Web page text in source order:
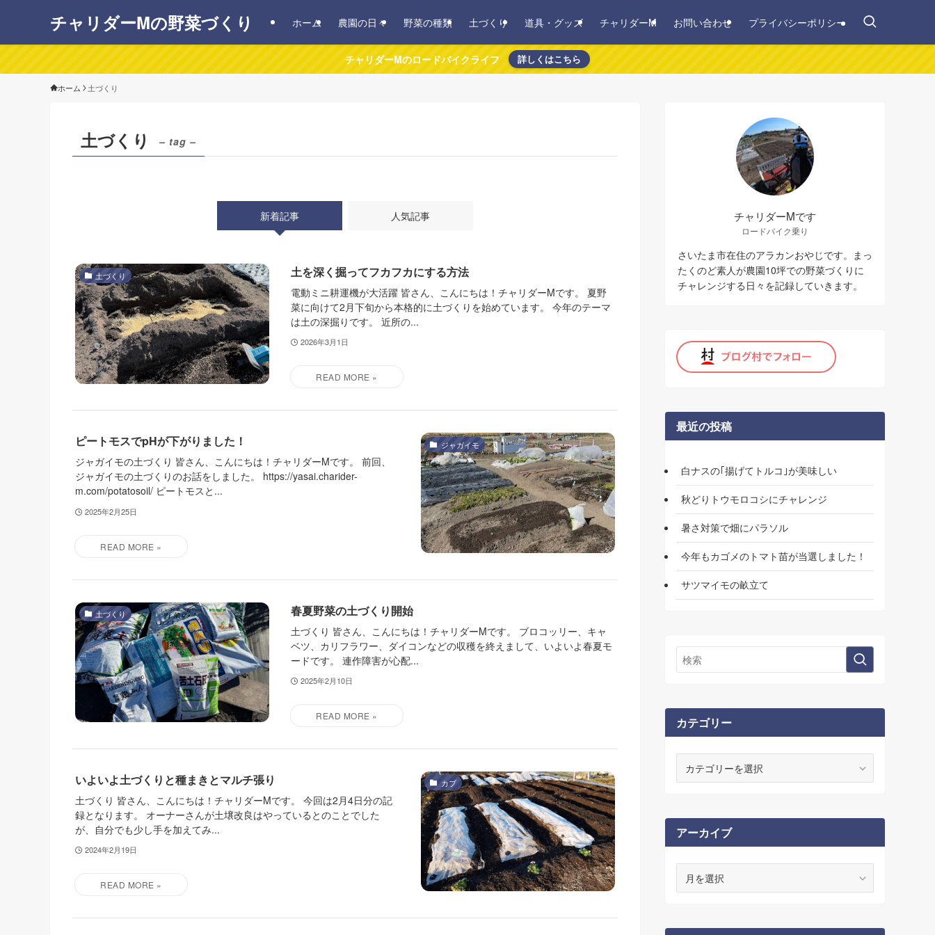
チャリダーMの野菜づくり ホーム 農園の日々 野菜の種類 土づくり 道具・グッズ チャリダーM お問い合わせ プライバシーポリシー
チャリダーMのロードバイクライフ 詳しくはこちら
ホーム 土づくり
土づくり – tag –
新着記事 人気記事
土づくり 土を深く掘ってフカフカにする方法
電動ミニ耕運機が大活躍 皆さん、こんにちは！チャリダーMです。 夏野
菜に向けて2月下旬から本格的に土づくりを始めています。 今年のテーマ
は土の深掘りです。 近所の...
2026年3月1日
ジャガイモ
ピートモスでpHが下がりました！
ジャガイモの土づくり 皆さん、こんにちは！チャリダーMです。 前回、
ジャガイモの土づくりのお話をしました。 https://yasai.charider-
m.com/potatosoil/ ピートモスと...
2025年2月25日
土づくり 春夏野菜の土づくり開始
土づくり 皆さん、こんにちは！チャリダーMです。 ブロコッリー、キャ
ベツ、カリフラワー、ダイコンなどの収穫を終えまして、いよいよ春夏モ
ードです。 連作障害が心配...
2025年2月10日
カブ
いよいよ土づくりと種まきとマルチ張り
土づくり 皆さん、こんにちは！チャリダーMです。 今回は2月4日分の記
録となります。 オーナーさんが土壌改良はやっているとのことでした
が、自分でも少し手を加えてみ...
2024年2月19日
チャリダーMです
ロードバイク乗り
さいたま市在住のアラカンおやじです。まっ
たくのど素人が農園10坪での野菜づくりに
チャレンジする日々を記録していきます。
最近の投稿
白ナスの｢揚げてトルコ｣が美味しい
秋どりトウモロコシにチャレンジ
暑さ対策で畑にパラソル
今年もカゴメのトマト苗が当選しました！
サツマイモの畝立て
カテゴリー
ー
アーカイブ
ブ